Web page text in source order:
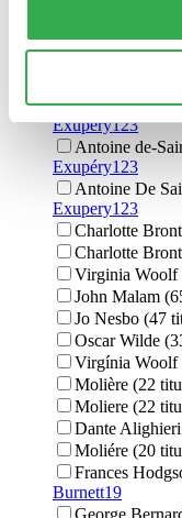
Antoine de
Exupéry142
Antoine de
Exupery123
Antoine de-
Exupéry123
Antoine De
Exupery123
Charlotte
Charlotte
Virginia Woolf
John Malam
Jo Nesbo (47
Oscar Wilde
Virgínia Woolf
Molière (22
Moliere (22
Dante
Moliére (20
Frances
Burnett19
George